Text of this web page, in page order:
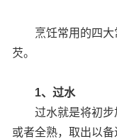
烹饪常用的四大
芡。
1、过水
过水就是将初步
或者全熟，取出以